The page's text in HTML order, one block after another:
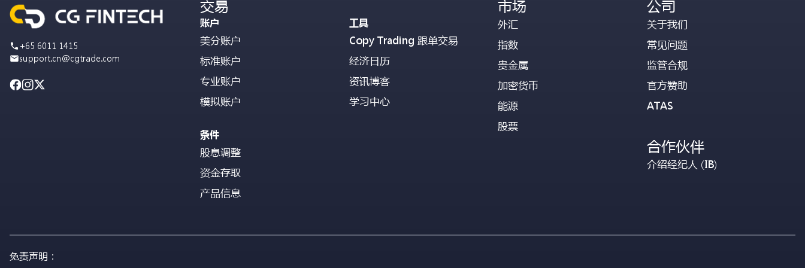
+65 6011 1415
support.cn@cgtrade.com
交易
账户
美分账户
标准账户
专业账户
模拟账户
条件
股息调整
资金存取
产品信息
工具
Copy Trading 跟单交易
经济日历
资讯博客
学习中心
市场
外汇
指数
贵金属
加密货币
能源
股票
公司
关于我们
常见问题
监管合规
官方赞助
ATAS
合作伙伴
介绍经纪人 (IB)
免责声明：